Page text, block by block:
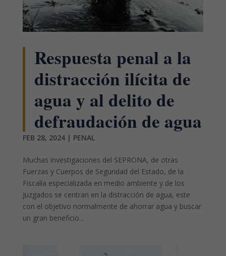
Respuesta penal a la
distracción ilícita de
agua y al delito de
defraudación de agua
FEB 28, 2024| PENAL
Muchas investigaciones del SEPRONA, de otras
Fuerzas y Cuerpos de Seguridad del Estado, de la
Fiscalía especializada en medio ambiente y de los
Juzgados se centran en la distracción de agua, este
con el objetivo normalmente de ahorrar agua y buscar
un gran beneficio...